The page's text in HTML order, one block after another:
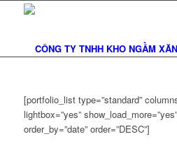
[portfolio_list type=”standard”
lightbox=”yes”
order_by=”date” order=”DESC”]